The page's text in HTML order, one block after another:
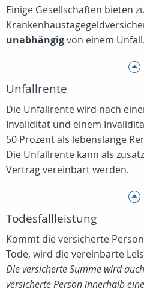
Einige Gesellschaften bieten
unabhängigvon einem Unfall.
Unfallrente
Die Unfallrente wird nach
Invalidität und einem
50 Prozent als lebenslange
Die Unfallrente kann als
Vertrag vereinbart werden.
Todesfallleistung
Kommt die versicherte
Tode, wird die vereinbarte
Die versicherte Summe wird
versicherte Person innerhalb